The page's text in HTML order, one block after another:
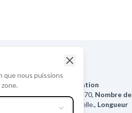
A Solenoide
,No. bornes
Consummation
,Diamètre extérieur 47.70, Nombre de
Universelle., Longueur
que nous puissions